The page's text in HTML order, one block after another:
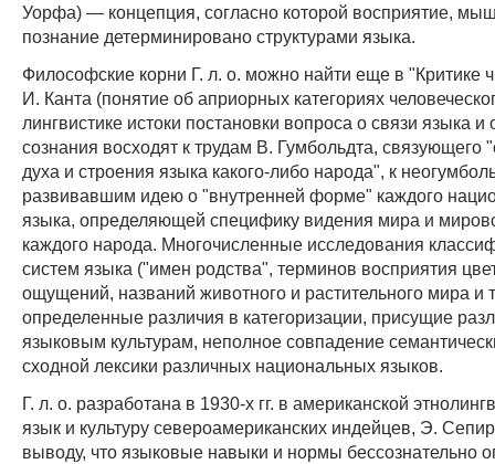
Уорфа) — концепция, согласно которой восприятие,
познание детерминировано структурами языка.
Философские корни Г. л. о. можно найти еще в "Критике
И. Канта (понятие об априорных категориях
лингвистике истоки постановки вопроса о связи языка
сознания восходят к трудам В. Гумбольдта, связующего
духа и строения языка какого-либо народа", к
развивавшим идею о "внутренней форме" каждого
языка, определяющей специфику видения мира и
каждого народа. Многочисленные исследования
систем языка ("имен родства", терминов восприятия
ощущений, названий животного и растительного мира и
определенные различия в категоризации, присущие
языковым культурам, неполное совпадение
сходной лексики различных национальных языков.
Г. л. о. разработана в 1930-х гг. в американской
язык и культуру североамериканских индейцев, Э.
выводу, что языковые навыки и нормы бессознательно